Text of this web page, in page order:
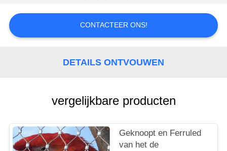
SITEMAP
CONTACTEER ONS!
DETAILS ONTVOUWEN
vergelijkbare producten
Geknoopt en Ferruled
van het de